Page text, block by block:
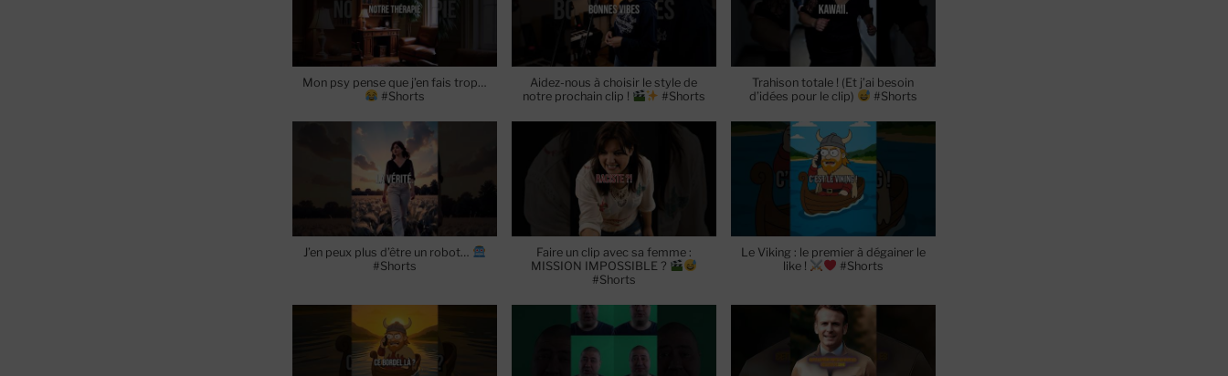
Mon psy pense que j’en fais trop…
#Shorts
Aidez-nous à choisir le style de
notre prochain clip !
#Shorts
Trahison totale ! (Et j’ai besoin
d’idées pour le clip)
#Shorts
J’en peux plus d’être un robot…
#Shorts
Faire un clip avec sa femme :
MISSION IMPOSSIBLE ?
#Shorts
Le Viking : le premier à dégainer le
like !
#Shorts